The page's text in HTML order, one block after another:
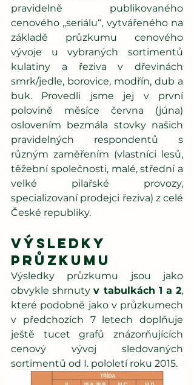
pravidelně publikovaného
cenového „seriálu“, vytvářeného na
základě průzkumu cenového
vývoje u vybraných sortimentů
kulatiny a řeziva v dřevinách
smrk/jedle, borovice, modřín, dub a
buk. Provedli jsme jej v první
polovině měsíce června (júna)
oslovením bezmála stovky našich
pravidelných respondentů s
různým zaměřením (vlastníci lesů,
těžební společnosti, malé, střední a
velké pilařské provozy,
specializovaní prodejci řeziva) z celé
České republiky.
Výsledky
průzkumu
Výsledky průzkumu jsou jako
obvykle shrnuty v tabulkách 1 a 2,
které podobně jako v průzkumech
v předchozích 7 letech doplňuje
ještě tucet grafů znázorňujících
cenový vývoj sledovaných
sortimentů od I. pololetí roku 2015.